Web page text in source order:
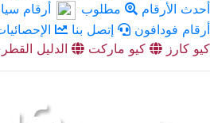
أحدث الأرقام
مطلوب أرقام
أرقام فودافون
إتصل بنا
كيو كارز
كيو ماركت الدليل